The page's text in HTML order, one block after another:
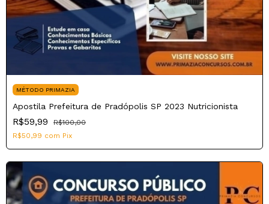
MÉTODO PRIMAZIA
Apostila Prefeitura de Pradópolis SP 2023 Nutricionista
R$59,99
R$100,00
R$50,99 com Pix